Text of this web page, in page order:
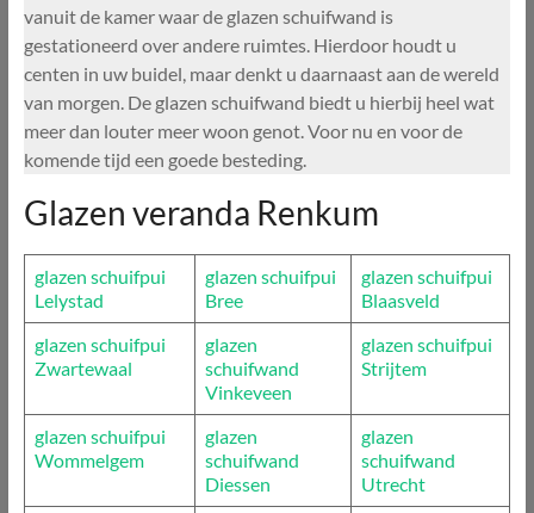
vanuit de kamer waar de glazen schuifwand is
gestationeerd over andere ruimtes. Hierdoor houdt u
centen in uw buidel, maar denkt u daarnaast aan de wereld
van morgen. De glazen schuifwand biedt u hierbij heel wat
meer dan louter meer woon genot. Voor nu en voor de
komende tijd een goede besteding.
Glazen veranda Renkum
glazen schuifpui
Lelystad
glazen schuifpui
Bree
glazen schuifpui
Blaasveld
glazen schuifpui
Zwartewaal
glazen
schuifwand
Vinkeveen
glazen schuifpui
Strijtem
glazen schuifpui
Wommelgem
glazen
schuifwand
Diessen
glazen
schuifwand
Utrecht